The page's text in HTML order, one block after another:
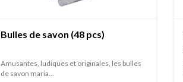
Bulles de savon (48 pcs)
Amusantes, ludiques et originales, les bulles
de savon maria...